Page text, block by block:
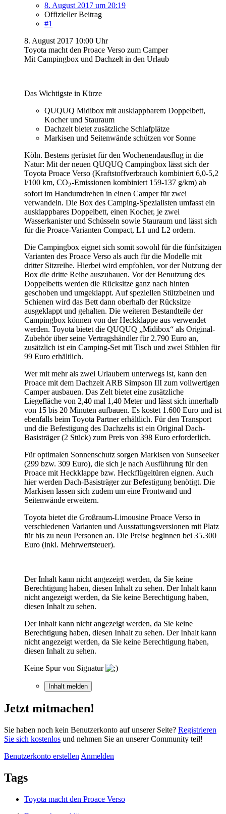
8. August 2017 um 20:19
Offizieller Beitrag
#1
8. August 2017 10:00 Uhr
Toyota macht den Proace Verso zum Camper
Mit Campingbox und Dachzelt in den Urlaub
Das Wichtigste in Kürze
QUQUQ Midibox mit ausklappbarem Doppelbett,
Kocher und Stauraum
Dachzelt bietet zusätzliche Schlafplätze
Markisen und Seitenwände schützen vor Sonne
Köln. Bestens gerüstet für den Wochenendausflug in die
Natur: Mit der neuen QUQUQ Campingbox lässt sich der
Toyota Proace Verso (Kraftstoffverbrauch kombiniert 6,0-5,2
l/100 km, CO2-Emissionen kombiniert 159-137 g/km) ab
sofort im Handumdrehen in einen Camper für zwei
verwandeln. Die Box des Camping-Spezialisten umfasst ein
ausklappbares Doppelbett, einen Kocher, je zwei
Wasserkanister und Schüsseln sowie Stauraum und lässt sich
für die Proace-Varianten Compact, L1 und L2 ordern.
Die Campingbox eignet sich somit sowohl für die fünfsitzigen
Varianten des Proace Verso als auch für die Modelle mit
dritter Sitzreihe. Hierbei wird empfohlen, vor der Nutzung der
Box die dritte Reihe auszubauen. Vor der Benutzung des
Doppelbetts werden die Rücksitze ganz nach hinten
geschoben und umgeklappt. Auf speziellen Stützbeinen und
Schienen wird das Bett dann oberhalb der Rücksitze
ausgeklappt und gehalten. Die weiteren Bestandteile der
Campingbox können von der Heckklappe aus verwendet
werden. Toyota bietet die QUQUQ „Midibox“ als Original-
Zubehör über seine Vertragshändler für 2.790 Euro an,
zusätzlich ist ein Camping-Set mit Tisch und zwei Stühlen für
99 Euro erhältlich.
Wer mit mehr als zwei Urlaubern unterwegs ist, kann den
Proace mit dem Dachzelt ARB Simpson III zum vollwertigen
Camper ausbauen. Das Zelt bietet eine zusätzliche
Liegefläche von 2,40 mal 1,40 Meter und lässt sich innerhalb
von 15 bis 20 Minuten aufbauen. Es kostet 1.600 Euro und ist
ebenfalls beim Toyota Partner erhältlich. Für den Transport
und die Befestigung des Dachzelts ist ein Original Dach-
Basisträger (2 Stück) zum Preis von 398 Euro erforderlich.
Für optimalen Sonnenschutz sorgen Markisen von Sunseeker
(299 bzw. 309 Euro), die sich je nach Ausführung für den
Proace mit Heckklappe bzw. Heckflügeltüren eignen. Auch
hier werden Dach-Basisträger zur Befestigung benötigt. Die
Markisen lassen sich zudem um eine Frontwand und
Seitenwände erweitern.
Toyota bietet die Großraum-Limousine Proace Verso in
verschiedenen Varianten und Ausstattungsversionen mit Platz
für bis zu neun Personen an. Die Preise beginnen bei 35.300
Euro (inkl. Mehrwertsteuer).
Der Inhalt kann nicht angezeigt werden, da Sie keine
Berechtigung haben, diesen Inhalt zu sehen. Der Inhalt kann
nicht angezeigt werden, da Sie keine Berechtigung haben,
diesen Inhalt zu sehen.
Der Inhalt kann nicht angezeigt werden, da Sie keine
Berechtigung haben, diesen Inhalt zu sehen. Der Inhalt kann
nicht angezeigt werden, da Sie keine Berechtigung haben,
diesen Inhalt zu sehen.
Keine Spur von Signatur
Inhalt melden
Jetzt mitmachen!
Sie haben noch kein Benutzerkonto auf unserer Seite? Registrieren
Sie sich kostenlos und nehmen Sie an unserer Community teil!
Benutzerkonto erstellen Anmelden
Tags
Toyota macht den Proace Verso